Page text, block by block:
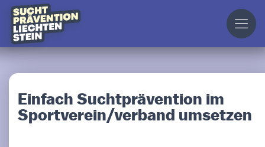
Einfach Suchtprävention im
Sportverein/verband umsetzen